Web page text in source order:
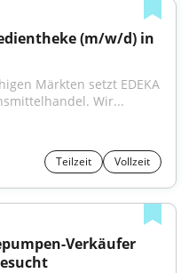
(m/w/d) in
Märkten setzt EDEKA
Wir...
Teilzeit Vollzeit
Verkäufer